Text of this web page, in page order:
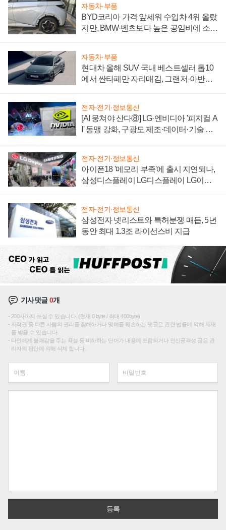
자동차·부품
BYD코리아 가격 앞세워 수입차 4위 올랐
지만, BMW·벤츠보다 높은 공임비에 소비
자동차·부품
현대차 올해 SUV 국내 베스트셀러 톱10
에서 싼타페만 자리매김, 그랜저·아반떼
전자·전기·정보통신
[AI 뭉쳐야 산다⑧] LG·엔비디아 '피지컬 A
I' 동맹 강화, 구광모 제조·데이터·기술 결
전자·전기·정보통신
아이폰18 '메모리 부족'에 출시 지연되나,
삼성디스플레이 LG디스플레이 LG이노
전자·전기·정보통신
삼성전자 넷리스트와 특허분쟁 매듭, 5년
동안 최대 1.3조 라이선스비 지급
기사댓글0개
200자까지 쓰실 수 있습니다. (현재 0 byte / 최대 400byte)
저작권 등 다른 사람의 권리를 침해하거나 명예를 훼손하는 댓글은 관련 법률에 의해 제재
를 받을 수 있습니다.
타인에게 불쾌감을 주는 욕설 등 비하하는 단어가 내용에 포함되거나 인신공격성 글은 관
리자의 판단에 의해 삭제 합니다.